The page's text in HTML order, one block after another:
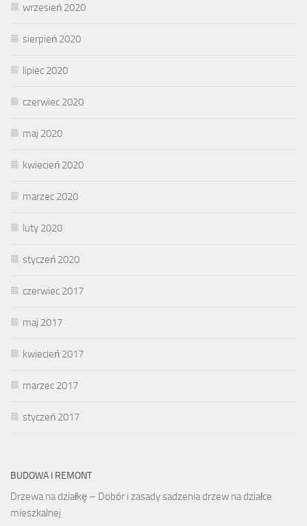
wrzesień 2020
sierpień 2020
lipiec 2020
czerwiec 2020
maj 2020
kwiecień 2020
marzec 2020
luty 2020
styczeń 2020
czerwiec 2017
maj 2017
kwiecień 2017
marzec 2017
styczeń 2017
BUDOWA I REMONT
Drzewa na działkę – Dobór i zasady sadzenia drzew na działce
mieszkalnej